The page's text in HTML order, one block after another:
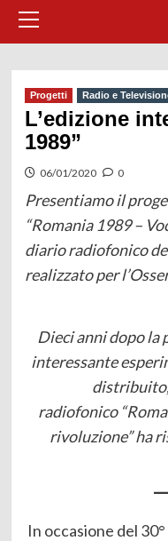
principale
Progetti Radio e
L’edizione
1989”
06/01/2020 0
Presentiamo il
“Romania 1989 –
diario radiofonico
realizzato per
Dieci anni dopo la
interessante
radiofonico
rivoluzione” ha
In occasione del